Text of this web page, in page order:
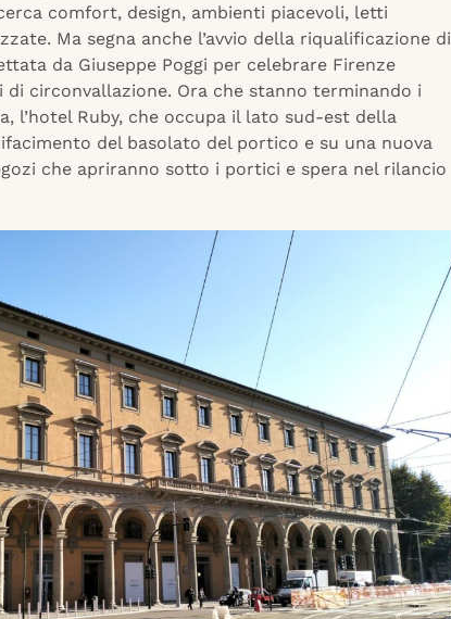
comfort, design, ambienti piacevoli, letti
Ma segna anche l’avvio della riqualificazione di
da Giuseppe Poggi per celebrare Firenze
di circonvallazione. Ora che stanno terminando i
l’hotel Ruby, che occupa il lato sud-est della
del basolato del portico e su una nuova
che apriranno sotto i portici e spera nel rilancio